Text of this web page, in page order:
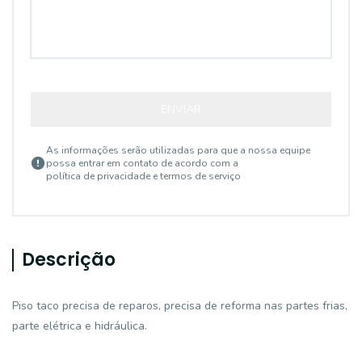
As informações serão utilizadas para que a nossa equipe
possa entrar em contato de acordo com a
política de privacidade e termos de serviço
Descrição
Piso taco precisa de reparos, precisa de reforma nas partes frias,
parte elétrica e hidráulica.